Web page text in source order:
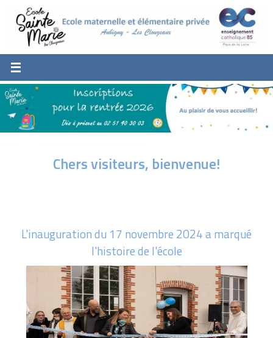
contenu
Chers visiteurs, bienvenue!
L'inauguration du 17 novembre 2024 a marqué
l'histoire de l'école